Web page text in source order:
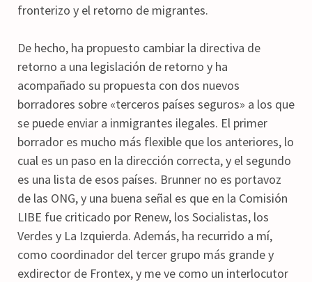
fronterizo y el retorno de migrantes.
De hecho, ha propuesto cambiar la directiva de
retorno a una legislación de retorno y ha
acompañado su propuesta con dos nuevos
borradores sobre «terceros países seguros» a los que
se puede enviar a inmigrantes ilegales. El primer
borrador es mucho más flexible que los anteriores, lo
cual es un paso en la dirección correcta, y el segundo
es una lista de esos países. Brunner no es portavoz
de las ONG, y una buena señal es que en la Comisión
LIBE fue criticado por Renew, los Socialistas, los
Verdes y La Izquierda. Además, ha recurrido a mí,
como coordinador del tercer grupo más grande y
exdirector de Frontex, y me ve como un interlocutor